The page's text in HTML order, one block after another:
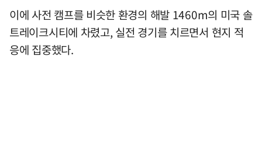
이에 사전 캠프를 비슷한 환경의 해발 1460m의 미국 솔
트레이크시티에 차렸고, 실전 경기를 치르면서 현지 적
응에 집중했다.